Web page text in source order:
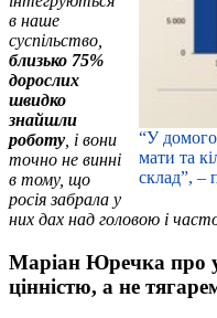
“У
мати та
склад”, –
в наше
суспільство,
близько 75%
дорослих
швидко
знайшли
роботу , і вони
точно не винні
в тому, що
росія забрала у
них дах над головою і
Маріан Юречка про
цінністю, а не